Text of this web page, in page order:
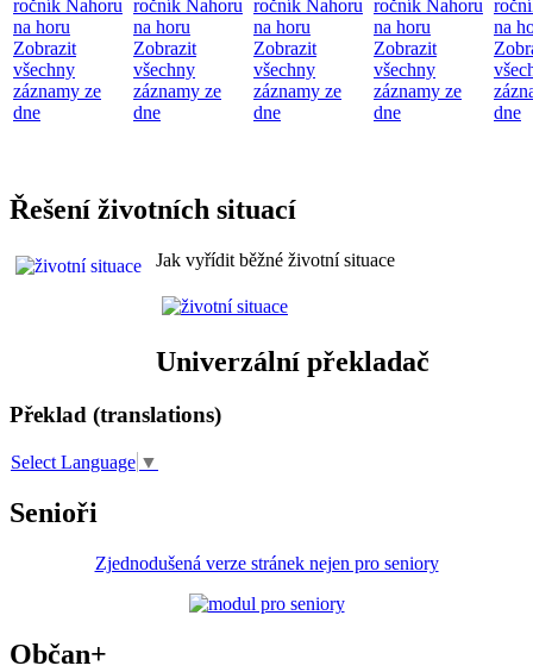
ročník Nahoru
na horu
Zobrazit
všechny
záznamy ze
dne
ročník Nahoru
na horu
Zobrazit
všechny
záznamy ze
dne
ročník Nahoru
na horu
Zobrazit
všechny
záznamy ze
dne
ročník Nahoru
na horu
Zobrazit
všechny
záznamy ze
dne
na
dne
Řešení životních situací
Jak vyřídit běžné životní situace
Univerzální překladač
Překlad (translations)
Select Language ▼
Senioři
Zjednodušená verze stránek nejen pro seniory
Občan+